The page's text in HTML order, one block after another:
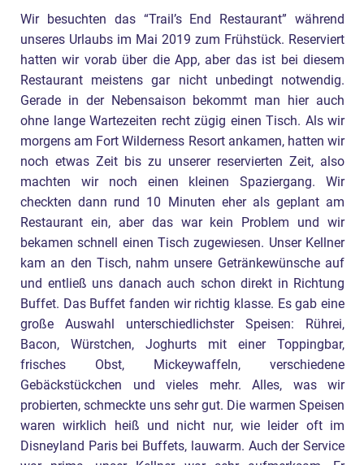
Wir besuchten das “Trail’s End Restaurant” während
unseres Urlaubs im Mai 2019 zum Frühstück. Reserviert
hatten wir vorab über die App, aber das ist bei diesem
Restaurant meistens gar nicht unbedingt notwendig.
Gerade in der Nebensaison bekommt man hier auch
ohne lange Wartezeiten recht zügig einen Tisch. Als wir
morgens am Fort Wilderness Resort ankamen, hatten wir
noch etwas Zeit bis zu unserer reservierten Zeit, also
machten wir noch einen kleinen Spaziergang. Wir
checkten dann rund 10 Minuten eher als geplant am
Restaurant ein, aber das war kein Problem und wir
bekamen schnell einen Tisch zugewiesen. Unser Kellner
kam an den Tisch, nahm unsere Getränkewünsche auf
und entließ uns danach auch schon direkt in Richtung
Buffet. Das Buffet fanden wir richtig klasse. Es gab eine
große Auswahl unterschiedlichster Speisen: Rührei,
Bacon, Würstchen, Joghurts mit einer Toppingbar,
frisches Obst, Mickeywaffeln, verschiedene
Gebäckstückchen und vieles mehr. Alles, was wir
probierten, schmeckte uns sehr gut. Die warmen Speisen
waren wirklich heiß und nicht nur, wie leider oft im
Disneyland Paris bei Buffets, lauwarm. Auch der Service